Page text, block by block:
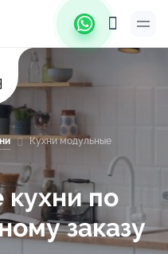
Кухни модульные
по
заказу